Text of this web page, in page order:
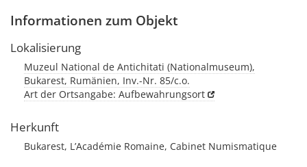
Informationen zum Objekt
Lokalisierung
Muzeul National de Antichitati (Nationalmuseum),
Bukarest, Rumänien, Inv.-Nr. 85/c.o.
Art der Ortsangabe: Aufbewahrungsort
Herkunft
Bukarest, L’Académie Romaine, Cabinet Numismatique